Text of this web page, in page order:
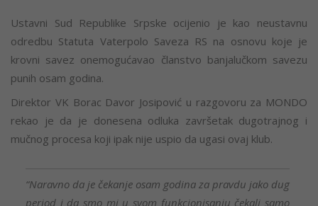
Ustavni Sud Republike Srpske ocijenio je kao neustavnu
odredbu Statuta Vaterpolo Saveza RS na osnovu koje je
krovni savez onemogućavao članstvo banjalučkom savezu
punih osam godina.
Direktor VK Borac Davor Josipović u razgovoru za MONDO
rekao je da je donesena odluka završetak dugotrajnog i
mučnog procesa koji ipak nije uspio da ugasi ovaj klub.
“Naravno da je čekanje osam godina za pravdu jako dug
period i da smo mi u svom funkcionisanju čekali samo